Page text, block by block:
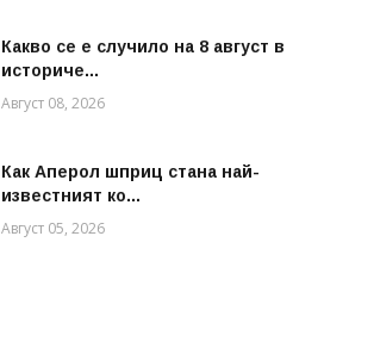
Какво се е случило на 8 август в
историче...
Август 08, 2026
Как Аперол шприц стана най-
известният ко...
Август 05, 2026